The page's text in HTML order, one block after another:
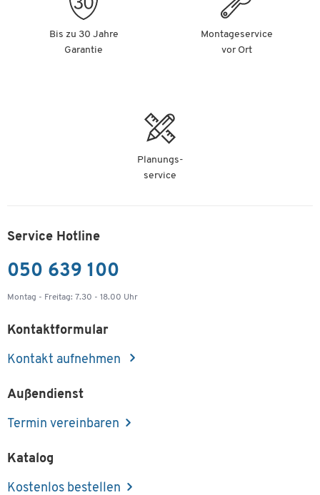
Bis zu 30 Jahre
Garantie
Montageservice
vor Ort
Planungs-
service
Service Hotline
050 639 100
Montag - Freitag: 7.30 - 18.00 Uhr
Kontaktformular
Kontakt aufnehmen
Außendienst
Termin vereinbaren
Katalog
Kostenlos bestellen